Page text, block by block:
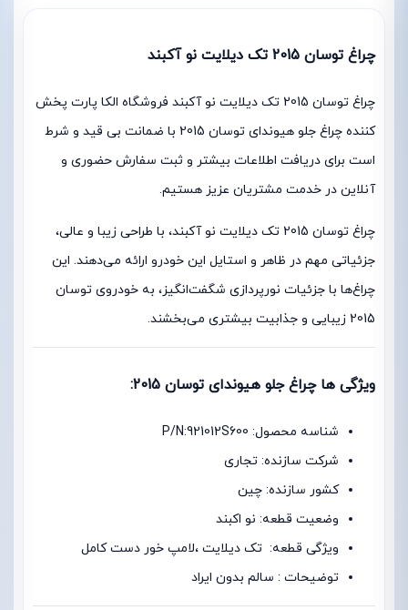
چراغ توسان 2015 تک دیلایت نو آکبند
چراغ توسان 2015 تک دیلایت نو آکبند فروشگاه الکا پارت پخش
کننده چراغ جلو هیوندای توسان 2015 با ضمانت بی قید و شرط
است برای دریافت اطلاعات بیشتر و ثبت سفارش حضوری و
آنلاین در خدمت مشتریان عزیز هستیم.
چراغ توسان 2015 تک دیلایت نو آکبند، با طراحی زیبا و عالی،
جزئیاتی مهم در ظاهر و استایل این خودرو ارائه می‌دهند. این
چراغ‌ها با جزئیات نورپردازی شگفت‌انگیز، به خودروی توسان
2015 زیبایی و جذابیت بیشتری می‌بخشند.
ویژگی ها چراغ جلو هیوندای توسان 2015:
شناسه محصول: P/N:921012S600
شرکت سازنده: تجاری
کشور سازنده: چین
وضعیت قطعه: نو اکبند
ویژگی قطعه: تک دیلایت ،لامپ خور دست کامل
توضیحات : سالم بدون ایراد